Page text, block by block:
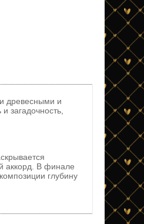
древесными и
загадочность,
аккорд. В финале
глубину